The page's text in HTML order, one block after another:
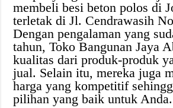
membeli besi beton polos di
terletak di Jl. Cendrawasih
Dengan pengalaman yang
tahun, Toko Bangunan Jaya
kualitas dari produk-produk
jual. Selain itu, mereka juga
harga yang kompetitif
pilihan yang baik untuk Anda.